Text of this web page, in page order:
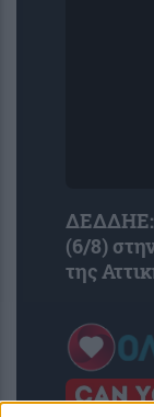
ΔΕΔΔΗΕ:
(6/8)
της